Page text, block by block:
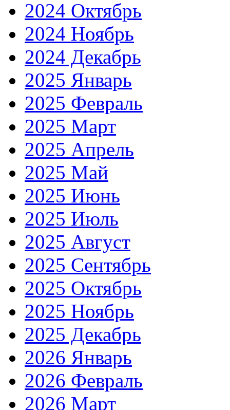
2024 Октябрь
2024 Ноябрь
2024 Декабрь
2025 Январь
2025 Февраль
2025 Март
2025 Апрель
2025 Май
2025 Июнь
2025 Июль
2025 Август
2025 Сентябрь
2025 Октябрь
2025 Ноябрь
2025 Декабрь
2026 Январь
2026 Февраль
2026 Март